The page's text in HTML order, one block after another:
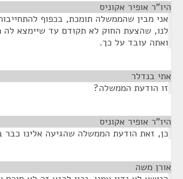
היו"ר אופיר אקוניס
אני מבין שהממשלה תומכת, בכפוף
לנו, שהצעת החוק לא תקודם עד שיימצא לה
ואתה עובד על כך.
אתי בנדלר
זו הודעת הממשלה?
היו"ר אופיר אקוניס
כן, זאת הודעת הממשלה שהגיעה אלינו כבר
אורן משה